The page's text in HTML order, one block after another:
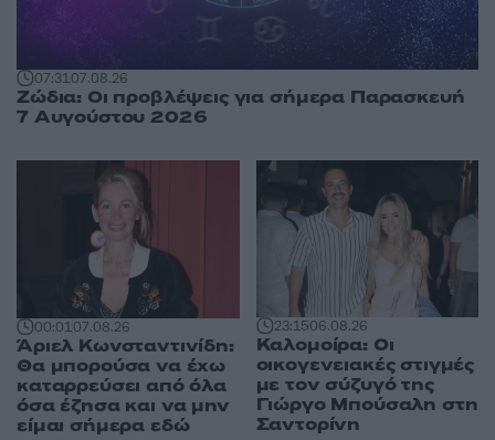
07:3107.08.26
Ζώδια: Οι προβλέψεις για σήμερα Παρασκευή
7 Αυγούστου 2026
00:0107.08.26
Άριελ Κωνσταντινίδη:
Θα μπορούσα να έχω
καταρρεύσει από όλα
όσα έζησα και να μην
είμαι σήμερα εδώ
23:1506.08.26
Καλομοίρα: Οι
οικογενειακές στιγμές
με τον σύζυγό της
Γιώργο Μπούσαλη στη
Σαντορίνη